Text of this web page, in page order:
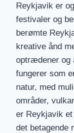
Reykjavik er
festivaler og
berømte
kreative ånd
optrædener og
fungerer som
natur, med
områder,
er Reykjavik
det betagende